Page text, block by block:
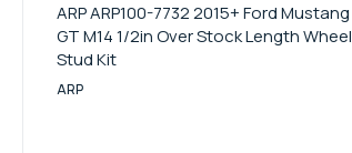
ARP ARP100-7732 2015+ Ford Mustang
GT M14 1/2in Over Stock Length Wheel
Stud Kit
ARP